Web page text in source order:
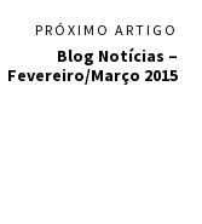
PRÓXIMO ARTIGO
Blog Notícias –
Fevereiro/Março 2015